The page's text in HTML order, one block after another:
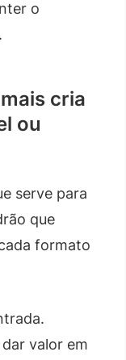
o
cria
ou
serve para
que
formato
valor em